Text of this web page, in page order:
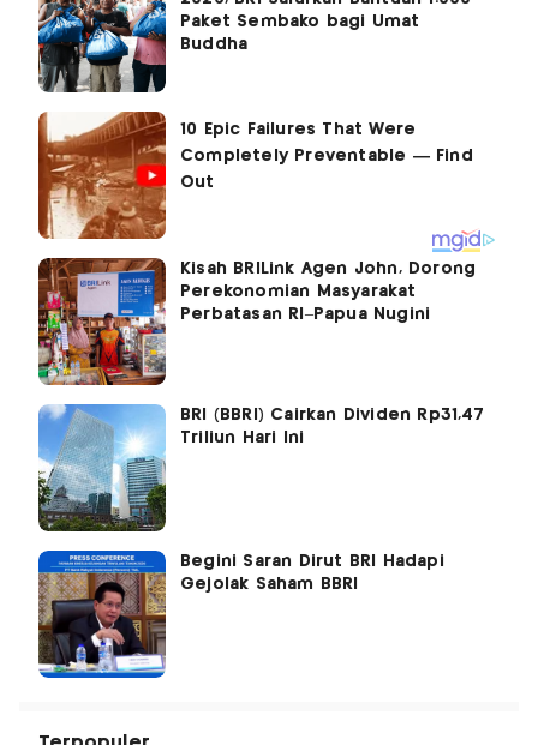
Paket Sembako bagi Umat
Buddha
Kisah BRILink Agen John, Dorong
Perekonomian Masyarakat
Perbatasan RI–Papua Nugini
BRI (BBRI) Cairkan Dividen Rp31,47
Triliun Hari Ini
Begini Saran Dirut BRI Hadapi
Gejolak Saham BBRI